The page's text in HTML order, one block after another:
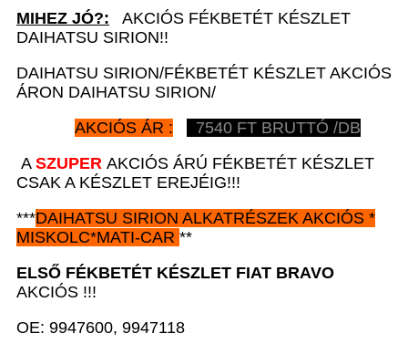
MIHEZ JÓ?: AKCIÓS FÉKBETÉT KÉSZLET
DAIHATSU SIRION!!
DAIHATSU SIRION/FÉKBETÉT KÉSZLET AKCIÓS
ÁRON DAIHATSU SIRION/
AKCIÓS ÁR :
7540 FT BRUTTÓ /DB
A SZUPER AKCIÓS ÁRÚ FÉKBETÉT KÉSZLET
CSAK A KÉSZLET EREJÉIG!!!
***DAIHATSU SIRION ALKATRÉSZEK AKCIÓS *
MISKOLC*MATI-CAR **
ELSŐ FÉKBETÉT KÉSZLET FIAT BRAVO
AKCIÓS !!!
OE: 9947600, 9947118